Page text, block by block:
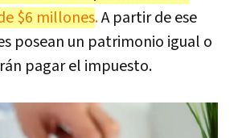
$6 millones.A partir de ese
posean un patrimonio igual o
pagar el impuesto.